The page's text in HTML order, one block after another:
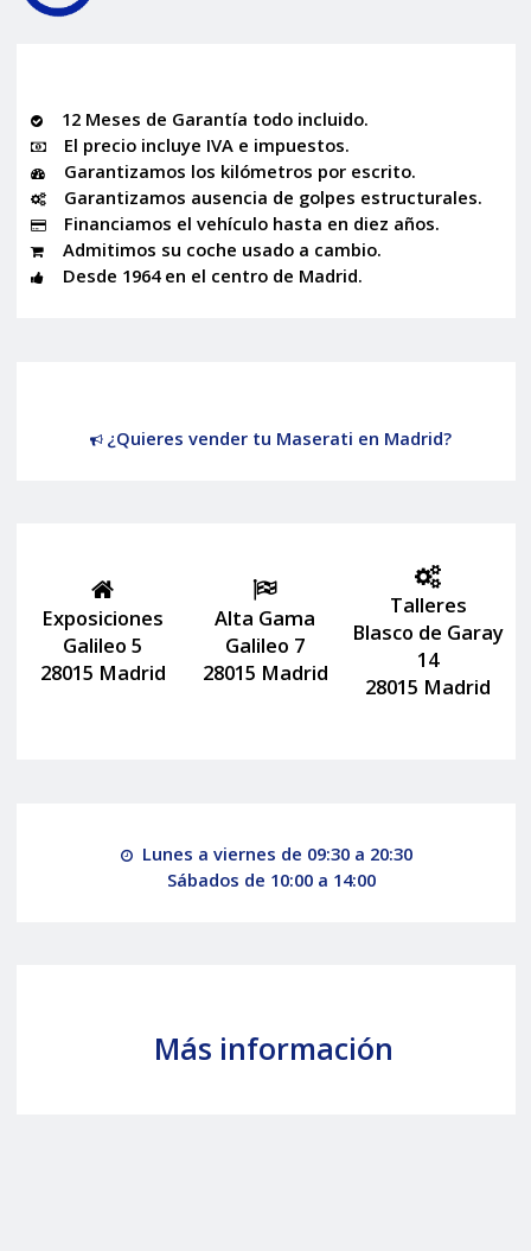
12 Meses de Garantía todo incluido.
El precio incluye IVA e impuestos.
Garantizamos los kilómetros por escrito.
Garantizamos ausencia de golpes estructurales.
Financiamos el vehículo hasta en diez años.
Admitimos su coche usado a cambio.
Desde 1964 en el centro de Madrid.
¿Quieres vender tu Maserati en Madrid?
Exposiciones
Galileo 5
28015 Madrid
Alta Gama
Galileo 7
28015 Madrid
Talleres
Blasco de Garay
14
28015 Madrid
Lunes a viernes de 09:30 a 20:30
Sábados de 10:00 a 14:00
Más información